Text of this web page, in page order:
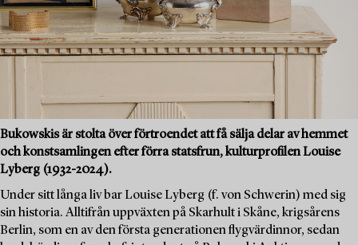
Bukowskis är stolta över förtroendet att få sälja delar av hemmet
och konstsamlingen efter förra statsfrun, kulturprofilen Louise
Lyberg (1932-2024).
Under sitt långa liv bar Louise Lyberg (f. von Schwerin) med sig
sin historia. Alltifrån uppväxten på Skarhult i Skåne, krigsårens
Berlin, som en av den första generationen flygvärdinnor, sedan